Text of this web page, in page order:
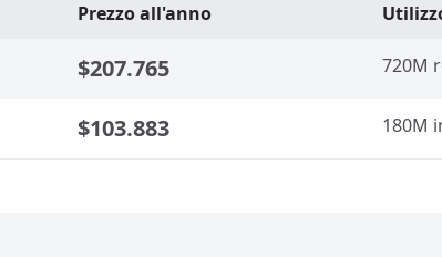
Prezzo all'anno
$207.765 720M
$103.883 180M